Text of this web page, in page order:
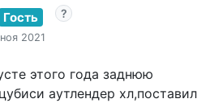
Гость
2021
этого года заднюю
аутлендер хл,поставил